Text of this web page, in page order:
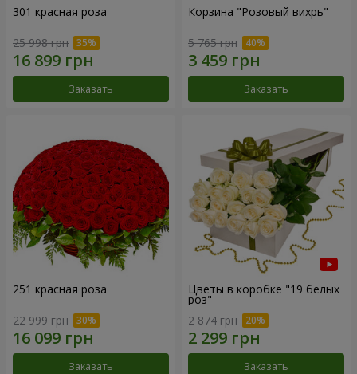
301 красная роза
25 998 грн
Заказать
Корзина "Розовый вихрь"
5 765 грн
Заказать
251 красная роза
22 999 грн
Заказать
Цветы в коробке "19 белых
роз"
2 874 грн
Заказать